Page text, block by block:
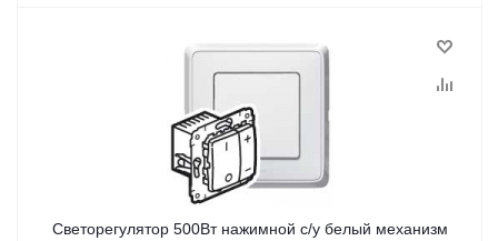
Светорегулятор 500Вт нажимной с/у белый механизм